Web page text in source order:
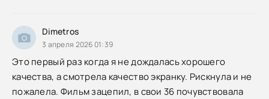
Dimetros
3 апреля 2026 01:39
Это первый раз когда я не дождалась хорошего
качества, а смотрела качество экранку. Рискнула и не
пожалела. Фильм зацепил, в свои 36 почувствовала